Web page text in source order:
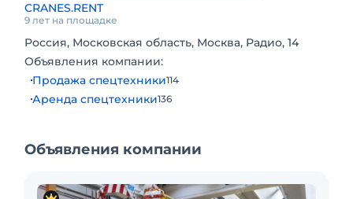
CRANES.RENT
9 лет на площадке
Россия, Московская область, Москва, Радио, 14
Объявления компании:
Продажа спецтехники114
Аренда спецтехники136
Объявления компании